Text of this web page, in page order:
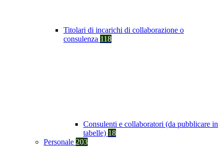
Titolari di incarichi di collaborazione o
consulenza 118
Consulenti e collaboratori (da pubblicare in
tabelle) 18
Personale 203